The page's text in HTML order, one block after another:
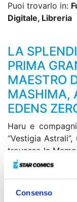
Consenso
Puoi trovarlo in:
Digitale, Libreria
LA
PRIMA
MAESTRO
MASHIMA,
EDENS
Haru e
“Vestigia
trovasse la
non solo
osservano
davanti a loro